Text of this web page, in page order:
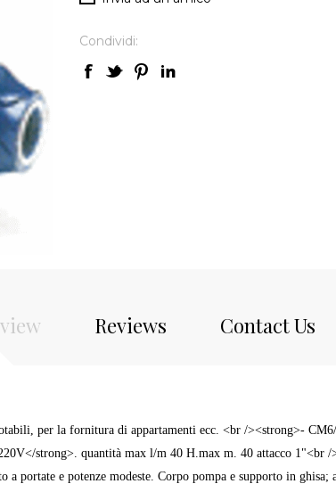
Condividi:
Reviews Contact Us
per la fornitura di appartamenti ecc. <br /><strong>-
strong>. quantità max l/m 40 H.max m. 40 attacco 1"<br
portate e potenze modeste. Corpo pompa e supporto in